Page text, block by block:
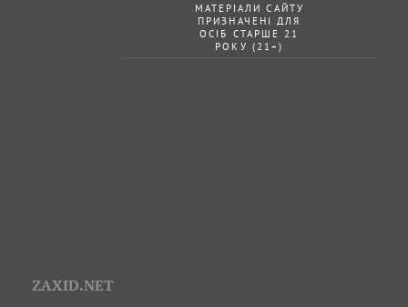
МАТЕРІАЛИ САЙТУ
ПРИЗНАЧЕНІ ДЛЯ
ОСІБ СТАРШЕ 21
РОКУ (21+)
ZAXID.NET